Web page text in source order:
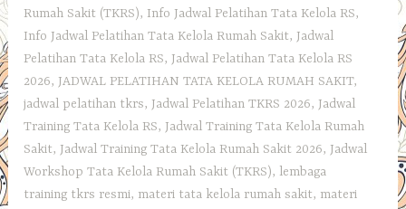
Rumah Sakit (TKRS), Info Jadwal Pelatihan Tata Kelola RS,
Info Jadwal Pelatihan Tata Kelola Rumah Sakit, Jadwal
Pelatihan Tata Kelola RS, Jadwal Pelatihan Tata Kelola RS
2026, JADWAL PELATIHAN TATA KELOLA RUMAH SAKIT,
jadwal pelatihan tkrs, Jadwal Pelatihan TKRS 2026, Jadwal
Training Tata Kelola RS, Jadwal Training Tata Kelola Rumah
Sakit, Jadwal Training Tata Kelola Rumah Sakit 2026, Jadwal
Workshop Tata Kelola Rumah Sakit (TKRS), lembaga
training tkrs resmi, materi tata kelola rumah sakit, materi